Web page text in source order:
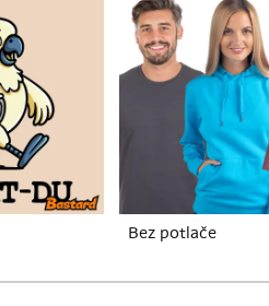
Bez potlače